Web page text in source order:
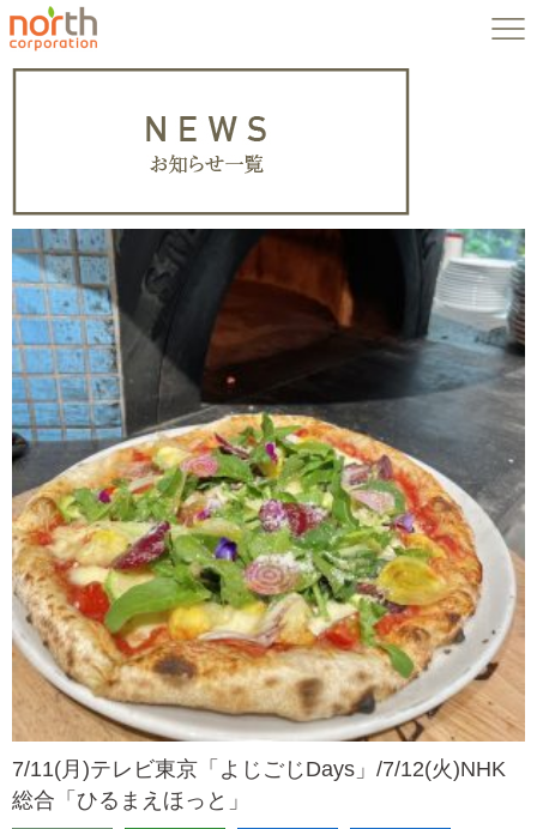
7/11(月)テレビ東京「よじごじDays」/7/12(火)NHK
総合「ひるまえほっと」